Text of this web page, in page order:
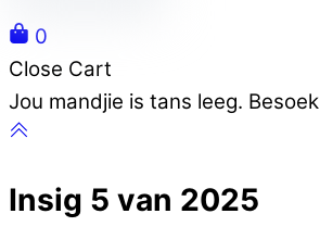
0
Close Cart
Jou mandjie is tans leeg. Besoek
Insig 5 van 2025